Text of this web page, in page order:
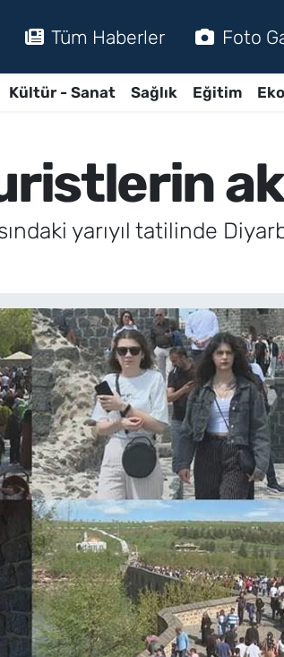
Tüm Haberler Foto
Kültür - Sanat Sağlık Eğitim
yarıyıl tatilinde